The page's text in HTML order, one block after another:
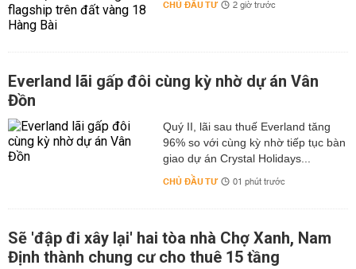
CHỦ ĐẦU TƯ 2 giờ trước
Everland lãi gấp đôi cùng kỳ nhờ dự án Vân
Đồn
Quý II, lãi sau thuế Everland tăng
96% so với cùng kỳ nhờ tiếp tục bàn
giao dự án Crystal Holidays...
CHỦ ĐẦU TƯ 01 phút trước
Sẽ 'đập đi xây lại' hai tòa nhà Chợ Xanh, Nam
Định thành chung cư cho thuê 15 tầng